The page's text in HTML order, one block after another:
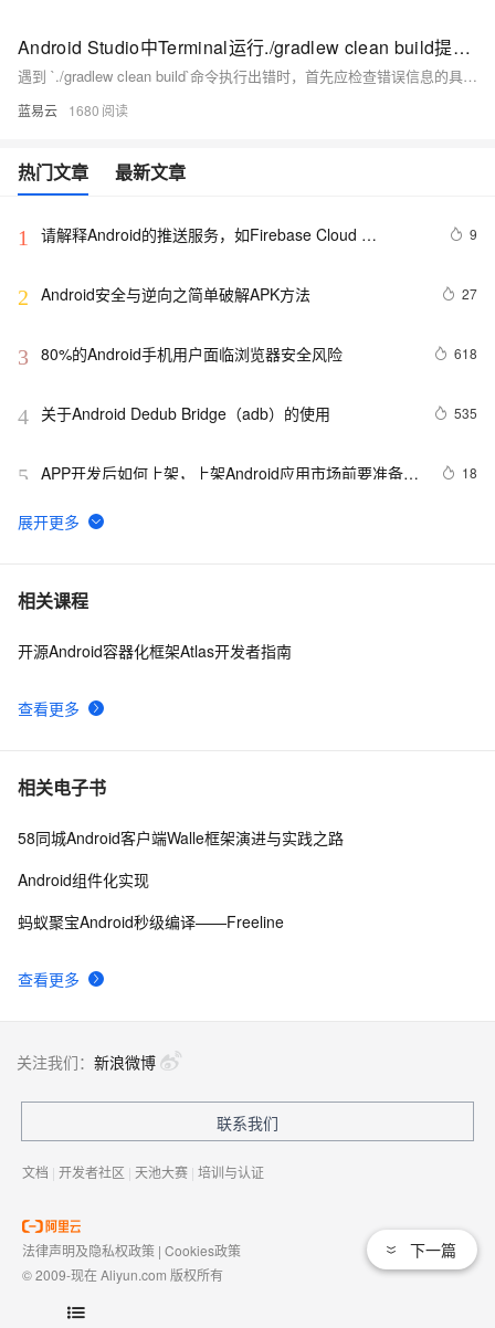
Android Studio中Terminal运行./gradlew clean build提示错误信息
遇到 `./gradlew clean build`命令执行出错时，首先应检查错误信息的具体内容，这通常会指向问题的根源。从权限、环境配置、依赖下载、版本兼容性到项目配置本身，逐一排查并应用相应的解决措施。记住，保持耐心，逐步解决问题，往往复杂问题都是由简单原因引起的。
蓝易云 1680
热门文章 最新文章
1
请解释Android的推送服务，如Firebase Cloud
9
2 Android安全与逆向之简单破解APK方法 27
3 80%的Android手机用户面临浏览器安全风险 618
4 关于Android Dedub Bridge（adb）的使用 535
5 APP开发后如何上架，上架Android应用市场前要准备什
18
6 Android动态来改变App桌面图标
7 关于安卓使用glide加载得出drawable,bitmap
8 【错误记录】Android Studio Logcat 报错 ( read:
9 Android监听手机网络变化
10
相关课程
查看更多
开源Android容器化框架Atlas开发者指南
相关电子书
查看更多
58同城Android客户端Walle框架演进与实践之路
Android组件化实现
蚂蚁聚宝Android秒级编译——Freeline
下一篇
关注我们： 新浪微博
联系我们
文档 | 开发者社区 | 天池大赛 | 培训与认证
法律声明及隐私权政策 | Cookies政策
© 2009-现在 Aliyun.com 版权所有
域名注册服务机构许可：